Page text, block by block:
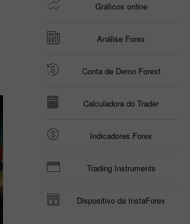
Gráficos online
Análise Forex
Conta de Demo Forext
Calculadora do Trader
Indicadores Forex
Trading Instruments
Dispositivo da InstaForex